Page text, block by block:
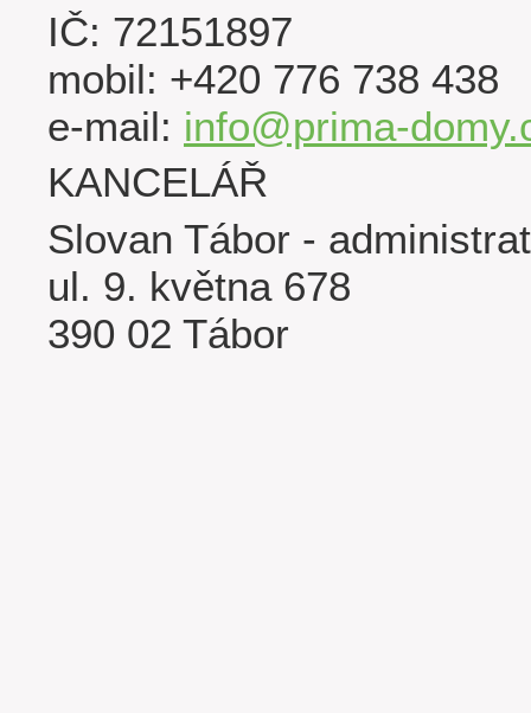
IČ: 72151897
mobil: +420 776 738 438
e-mail: info@prima-
KANCELÁŘ
Slovan Tábor -
ul. 9. května 678
390 02 Tábor